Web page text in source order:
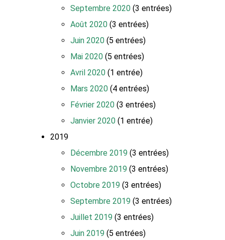
Septembre 2020 (3 entrées)
Août 2020 (3 entrées)
Juin 2020 (5 entrées)
Mai 2020 (5 entrées)
Avril 2020 (1 entrée)
Mars 2020 (4 entrées)
Février 2020 (3 entrées)
Janvier 2020 (1 entrée)
2019
Décembre 2019 (3 entrées)
Novembre 2019 (3 entrées)
Octobre 2019 (3 entrées)
Septembre 2019 (3 entrées)
Juillet 2019 (3 entrées)
Juin 2019 (5 entrées)